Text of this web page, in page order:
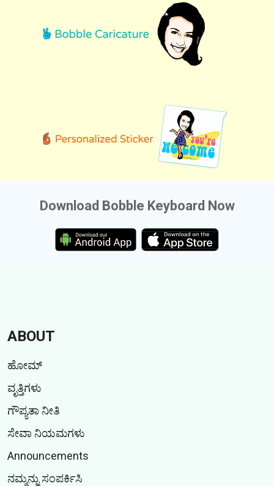
Download Bobble Keyboard Now
ABOUT
ಹೋಮ್
ವೃತ್ತಿಗಳು
ಗೌಪ್ಯತಾ ನೀತಿ
ಸೇವಾ ನಿಯಮಗಳು
Announcements
ನಮ್ಮನ್ನು ಸಂಪರ್ಕಿಸಿ